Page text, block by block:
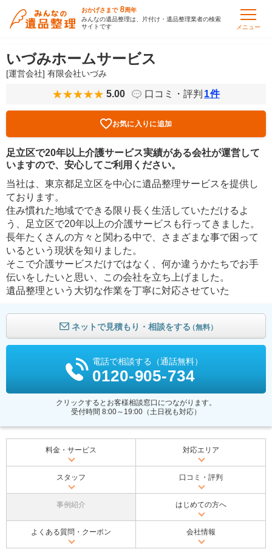
おかげさまで 8周年
みんなの遺品整理は、片付け・遺品整理業者の検索
サイトです
メニュー
いづみホームサービス
[運営会社] 有限会社いづみ
5.00 口コミ・評判 1件
お気に入りに追加
足立区で20年以上介護サービス実績がある会社が運営して
いますので、安心してご利用ください。
当社は、東京都足立区を中心に遺品整理サービスを提供し
ております。
住み慣れた地域でできる限り長く生活していただけるよ
う、足立区で20年以上の介護サービスも行ってきました。
長年たくさんの方々と関わる中で、さまざまな事で困って
いるという現状を知りました。
そこで介護サービスだけではなく、何か違うかたちでお手
伝いをしたいと思い、この会社を立ち上げました。
遺品整理という大切な作業を丁寧に対応させていた
ネットで見積もり・相談をする（無料）
電話で相談する（通話無料）
0120-905-734
クリックするとお客様相談窓口につながります。
受付時間 8:00～19:00（土日祝も対応）
料金・サービス 対応エリア
スタッフ 口コミ・評判
事例紹介 はじめての方へ
よくある質問・クーポン 会社情報